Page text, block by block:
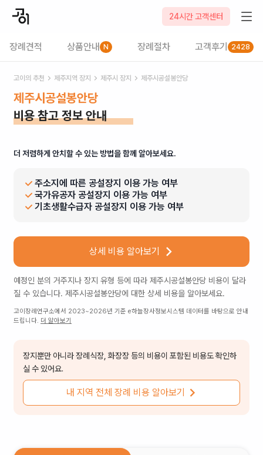
24시간 고객센터
장례견적 상품안내 N 장례절차 고객후기 2428
고이의 추천 제주지역 장지 제주시 장지 제주시공설봉안당
제주시공설봉안당
비용 참고 정보 안내
더 저렴하게 안치할 수 있는 방법을 함께 알아보세요.
주소지에 따른 공설장지 이용 가능 여부
국가유공자 공설장지 이용 가능 여부
기초생활수급자 공설장지 이용 가능 여부
상세 비용 알아보기
예정인 분의 거주지나 장지 유형 등에 따라 제주시공설봉안당 비용이 달라
질 수 있습니다. 제주시공설봉안당에 대한 상세 비용을 알아보세요.
고이장례연구소에서 2023~2026년 기준 e하늘장사정보시스템 데이터를 바탕으로 안내
드립니다. 더 알아보기
장지뿐만 아니라 장례식장, 화장장 등의 비용이 포함된 비용도 확인하
실 수 있어요.
내 지역 전체 장례 비용 알아보기